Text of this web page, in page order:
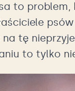
to
tę
to tylko